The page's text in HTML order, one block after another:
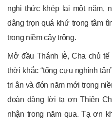
nghi thức khép lại một năm,
dâng trọn quá khứ trong tâm
trong niềm cậy trông.
Mở đầu Thánh lễ, Cha chủ
thời khắc “tống cựu nghinh
tri ân và đón năm mới trong
đoàn dâng lời tạ ơn Thiên
nhận trong năm qua. Tạ ơn